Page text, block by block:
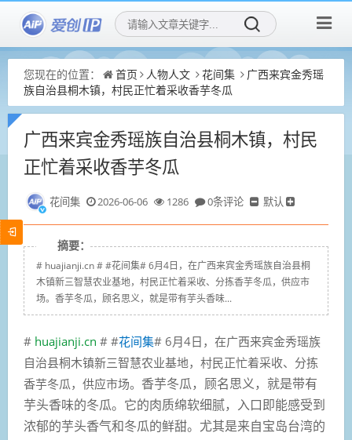
您现在的位置： 首页 人物人文 花间集
广西来宾金秀瑶
族自治县桐木镇，村民正忙着采收香芋冬瓜
广西来宾金秀瑶族自治县桐木镇，村民
正忙着采收香芋冬瓜
花间集 2026-06-06 1286 0条评论 默认
摘要：
# huajianji.cn # #花间集# 6月4日，在广西来宾金秀瑶族自治县桐
木镇新三智慧农业基地，村民正忙着采收、分拣香芋冬瓜，供应市
场。香芋冬瓜，顾名思义，就是带有芋头香味...
# huajianji.cn # #花间集# 6月4日，在广西来宾金秀瑶族
自治县桐木镇新三智慧农业基地，村民正忙着采收、分拣
香芋冬瓜，供应市场。
香芋冬瓜，顾名思义，就是带有
芋头香味的冬瓜。它的肉质绵软细腻，入口即能感受到
浓郁的芋头香气和冬瓜的鲜甜。尤其是来自宝岛台湾的